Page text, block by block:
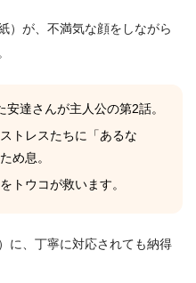
）が、不満気な顔をしながら
安達さんが主人公の第2話。
トレスたちに「あるな
め息。
トウコが救います。
に、丁寧に対応されても納得